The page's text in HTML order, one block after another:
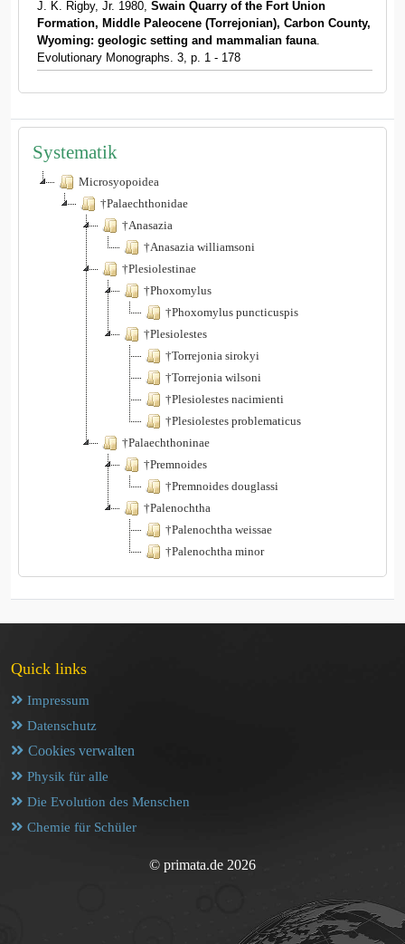
J. K. Rigby, Jr. 1980, Swain Quarry of the Fort Union
Formation, Middle Paleocene (Torrejonian), Carbon County,
Wyoming: geologic setting and mammalian fauna.
Evolutionary Monographs. 3, p. 1 - 178
Systematik
Microsyopoidea
†Palaechthonidae
†Anasazia
†Anasazia williamsoni
†Plesiolestinae
†Phoxomylus
†Phoxomylus puncticuspis
†Plesiolestes
†Torrejonia sirokyi
†Torrejonia wilsoni
†Plesiolestes nacimienti
†Plesiolestes problematicus
†Palaechthoninae
†Premnoides
†Premnoides douglassi
†Palenochtha
†Palenochtha weissae
†Palenochtha minor
Quick links
Impressum
Datenschutz
Cookies verwalten
Physik für alle
Die Evolution des Menschen
Chemie für Schüler
© primata.de 2026